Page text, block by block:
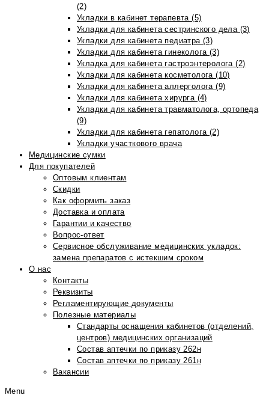
(2)
Укладки в кабинет терапевта (5)
Укладки для кабинета сестринского дела (3)
Укладки для кабинета педиатра (3)
Укладки для кабинета гинеколога (3)
Укладка для кабинета гастроэнтеролога (2)
Укладки для кабинета косметолога (10)
Укладки для кабинета аллерголога (9)
Укладки для кабинета хирурга (4)
Укладки для кабинета травматолога, ортопеда
(9)
Укладки для кабинета гепатолога (2)
Укладки участкового врача
Медицинские сумки
Для покупателей
Оптовым клиентам
Скидки
Как оформить заказ
Доставка и оплата
Гарантии и качество
Вопрос-ответ
Сервисное обслуживание медицинских укладок:
замена препаратов с истекшим сроком
О нас
Контакты
Реквизиты
Регламентирующие документы
Полезные материалы
Стандарты оснащения кабинетов (отделений,
центров) медицинских организаций
Состав аптечки по приказу 262н
Состав аптечки по приказу 261н
Вакансии
Menu